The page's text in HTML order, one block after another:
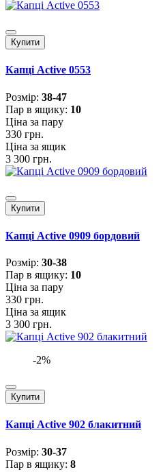
Купити
Капці Active 0553
Розмiр: 38-47
Пар в ящику: 10
Ціна за пару
330 грн.
Ціна за ящик
3 300 грн.
Купити
Капці Active 0909 бордовий
Розмiр: 30-38
Пар в ящику: 10
Ціна за пару
330 грн.
Ціна за ящик
3 300 грн.
-2%
Купити
Капці Active 902 блакитний
Розмiр: 30-37
Пар в ящику: 8